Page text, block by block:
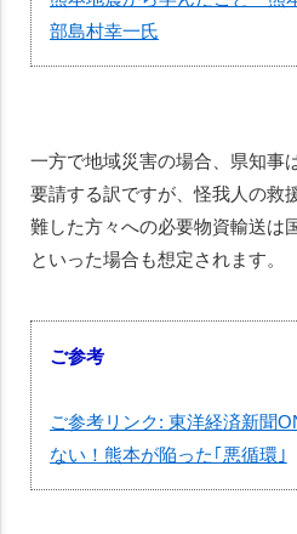
部島村幸一氏
一方で地域災害の場合、県知事
要請する訳ですが、怪我人の救
難した方々への必要物資輸送は
といった場合も想定されます。
ご参考
ご参考リンク: 東洋経済新聞
ない！熊本が陥った｢悪循環｣